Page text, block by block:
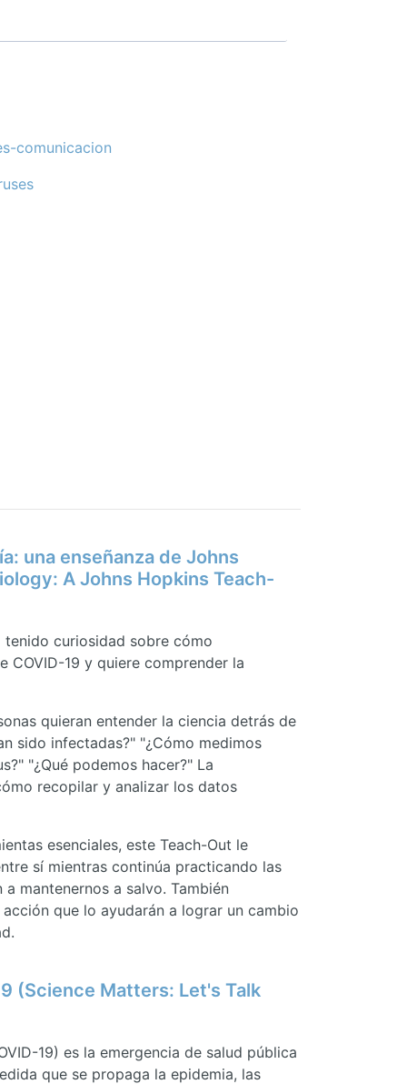
comunicacion
una enseñanza de Johns
A Johns Hopkins Teach-
tenido curiosidad sobre cómo
19 y quiere comprender la
quieran entender la ciencia detrás de
sido infectadas?" "¿Cómo medimos
"¿Qué podemos hacer?" La
recopilar y analizar los datos
esenciales, este Teach-Out le
sí mientras continúa practicando las
mantenernos a salvo. También
que lo ayudarán a lograr un cambio
(Science Matters: Let's Talk
19) es la emergencia de salud pública
que se propaga la epidemia, las